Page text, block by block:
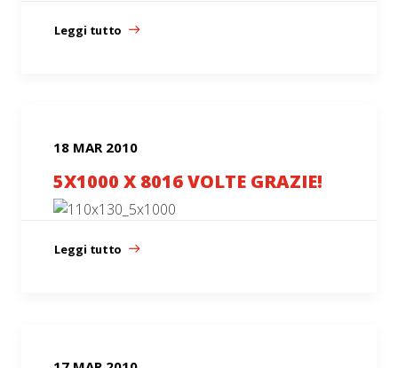
Leggi tutto
18 MAR 2010
5X1000 X 8016 VOLTE GRAZIE!
Leggi tutto